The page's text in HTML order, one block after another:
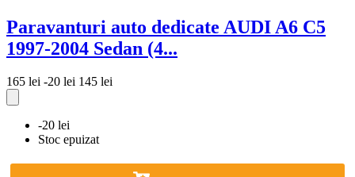
Paravanturi auto dedicate AUDI A6 C5
1997-2004 Sedan (4...
165 lei -20 lei 145 lei
-20 lei
Stoc epuizat